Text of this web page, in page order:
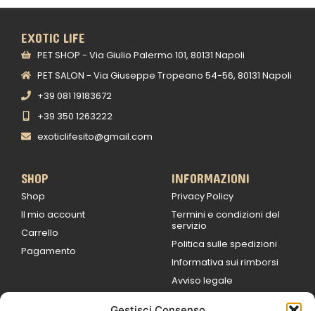
EXOTIC LIFE
PET SHOP - Via Giulio Palermo 101, 80131 Napoli
PET SALON - Via Giuseppe Tropeano 54-56, 80131 Napoli
+39 081 19183672
+39 350 1263222
exoticlifesito@gmail.com
SHOP
Shop
Il mio account
Carrello
Pagamento
INFORMAZIONI
Privacy Policy
Termini e condizioni del
servizio
Politica sulle spedizioni
Informativa sui rimborsi
Avviso legale